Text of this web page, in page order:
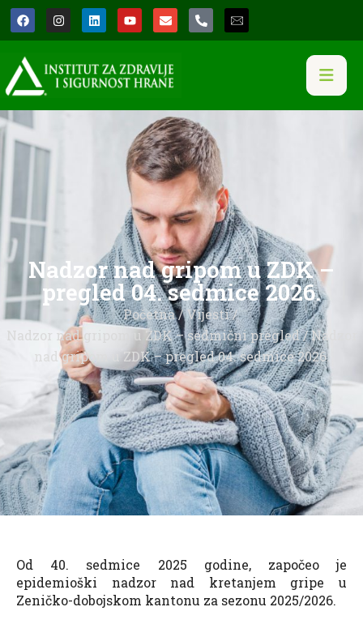
Nadzor nad gripom u ZDK –
pregled 04. sedmice 2026.
Početna/Vijesti/
Nadzor nad gripom u ZDK – sedmični pregled/ Nadzor
nad gripom u ZDK – pregled 04. sedmice 2026.
Od 40. sedmice 2025 godine, započeo je
epidemioški nadzor nad kretanjem gripe u
Zeničko-dobojskom kantonu za sezonu 2025/2026.